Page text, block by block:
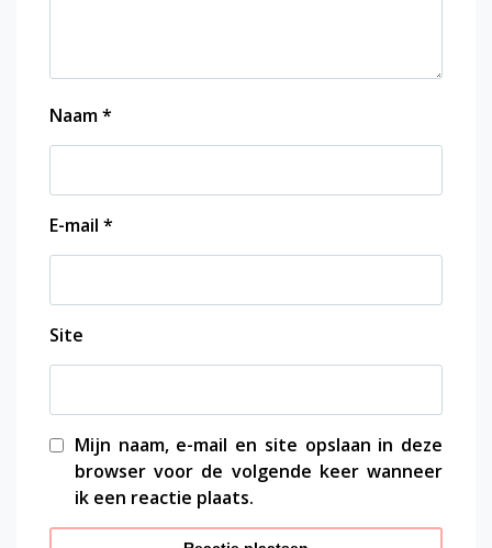
Naam*
E-mail *
Site
Mijn naam, e-mail en site opslaan in deze
browser voor de volgende keer wanneer
ik een reactie plaats.